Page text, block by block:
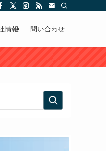
情報 問い合わせ